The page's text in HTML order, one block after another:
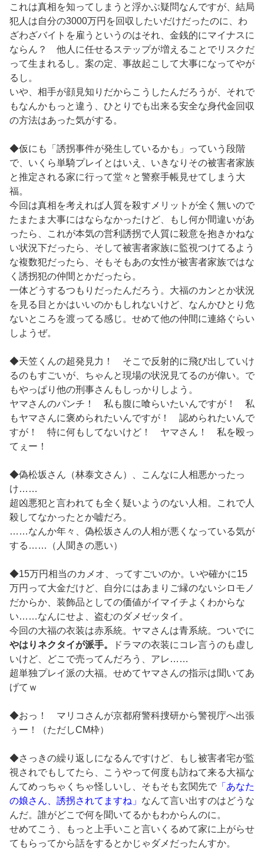
これは真相を知ってしまうと浮かぶ疑問なんですが、結局
犯人は自分の3000万円を回収したいだけだったのに、わ
ざわざバイトを雇うというのはそれ、金銭的にマイナスに
ならん？ 他人に任せるステップが増えることでリスクだ
って生まれるし。案の定、事故起こして大事になってやが
るし。
いや、相手が顔見知りだからこうしたんだろうが、それで
もなんかもっと違う、ひとりでも出来る安全な身代金回収
の方法はあった気がする。
◆仮にも「誘拐事件が発生しているかも」っていう段階
で、いくら単騎プレイとはいえ、いきなりその被害者家族
と推定される家に行って堂々と警察手帳見せてしまう大
福。
今回は真相を考えれば人質を殺すメリットが全く無いので
たまたま大事にはならなかったけど、もし何か間違いがあ
ったら、これが本気の営利誘拐で人質に殺意を抱きかねな
い状況下だったら、そして被害者家族に監視つけてるよう
な複数犯だったら、そもそもあの女性が被害者家族ではな
く誘拐犯の仲間とかだったら。
一体どうするつもりだったんだろう。大福のカンとか状況
を見る目とかはいいのかもしれないけど、なんかひとり危
ないところを渡ってる感じ。せめて他の仲間に連絡ぐらい
しようぜ。
◆天笠くんの超発見力！ そこで反射的に飛び出していけ
るのもすごいが、ちゃんと現場の状況見てるのが偉い。で
もやっぱり他の刑事さんもしっかりしよう。
ヤマさんのパンチ！ 私も腹に喰らいたいんですが！ 私
もヤマさんに褒められたいんですが！ 認められたいんで
すが！ 特に何もしてないけど！ ヤマさん！ 私を殴っ
てぇー！
◆偽松坂さん（林泰文さん）、こんなに人相悪かったっ
け……
超凶悪犯と言われても全く疑いようのない人相。これで人
殺してなかったとか嘘だろ。
……なんか年々、偽松坂さんの人相が悪くなっている気が
する……（人聞きの悪い）
◆15万円相当のカメオ、ってすごいのか。いや確かに15
万円って大金だけど、自分にはあまりご縁のないシロモノ
だからか、装飾品としての価値がイマイチよくわからな
い……なんにせよ、盗むのダメゼッタイ。
今回の大福の衣装は赤系統。ヤマさんは青系統。ついでに
やはりネクタイが派手。
ドラマの衣装にコレ言うのも虚し
いけど、どこで売ってんだろう、アレ……
超単独プレイ派の大福。せめてヤマさんの指示は聞いてあ
げてｗ
◆おっ！ マリコさんが京都府警科捜研から警視庁へ出張
ぅー！（ただしCM枠）
◆さっきの繰り返しになるんですけど、もし被害者宅が監
視されでもしてたら、こうやって何度も訪ねて来る大福な
んてめっちゃくちゃ怪しいし、そもそも玄関先で 「あなた
の娘さん、誘拐されてますね」 なんて言い出すのはどうな
んだ。誰がどこで何を聞いてるかもわからんのに。
せめてこう、もっと上手いこと言いくるめて家に上がらせ
てもらってから話をするとかじゃダメだったんすか。